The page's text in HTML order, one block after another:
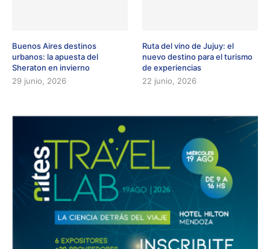
Buenos Aires destinos
urbanos: la apuesta del
Sheraton en invierno
29 junio, 2026
Ruta del vino de Jujuy: el
nuevo destino para el turismo
de experiencias
22 junio, 2026